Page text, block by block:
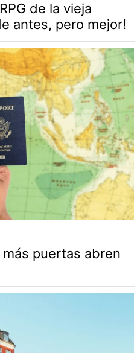
de la vieja
antes, pero mejor!
puertas abren